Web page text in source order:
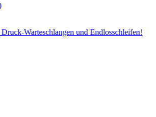
Warteschlangen und Endlosschleifen!